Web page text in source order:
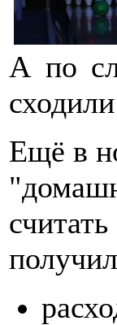
А по
Ещё в